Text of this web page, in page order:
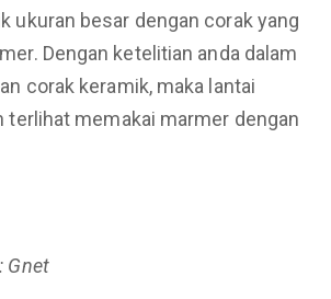
ukuran besar dengan corak yang
Dengan ketelitian anda dalam
corak keramik, maka lantai
terlihat memakai marmer dengan
Gnet